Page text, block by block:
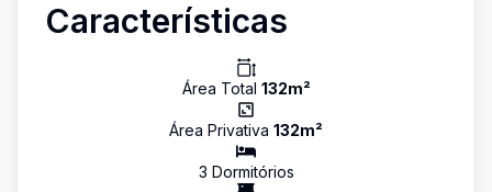
Características
Área Total 132m²
Área Privativa 132m²
3 Dormitórios